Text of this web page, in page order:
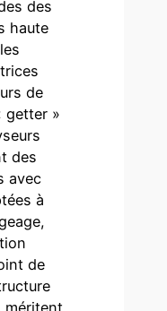
des
haute
de
getter »
des
avec
à
de
méritent